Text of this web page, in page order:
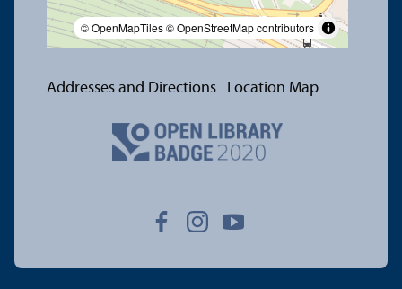
© OpenMapTiles© OpenStreetMap contributors
Addresses and Directions Location Map